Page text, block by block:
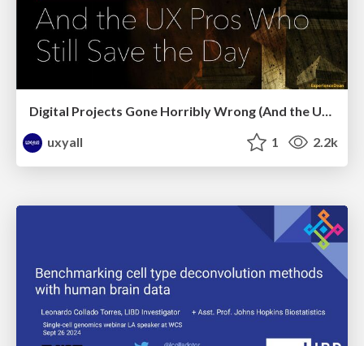
Digital Projects Gone Horribly Wrong (And the UX Pros Who Still Save the Day) - Dean Schuster
uxyall
1 2.2k